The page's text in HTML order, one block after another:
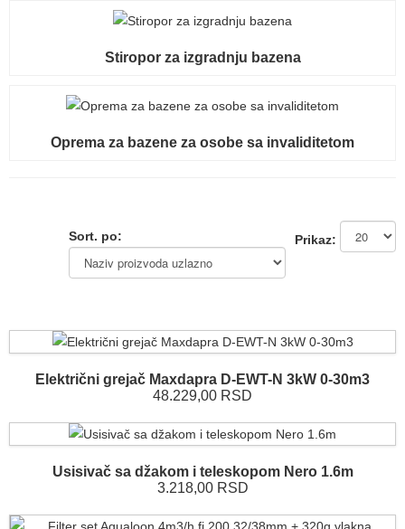
Stiropor za izgradnju bazena
Oprema za bazene za osobe sa invaliditetom
Prikaz:
Sort. po:
Električni grejač Maxdapra D-EWT-N 3kW 0-30m3
48.229,00 RSD
Usisivač sa džakom i teleskopom Nero 1.6m
3.218,00 RSD